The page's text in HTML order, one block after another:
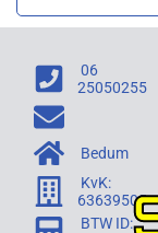
06
25050255
Bedum
KvK:
63639505
BTW ID: